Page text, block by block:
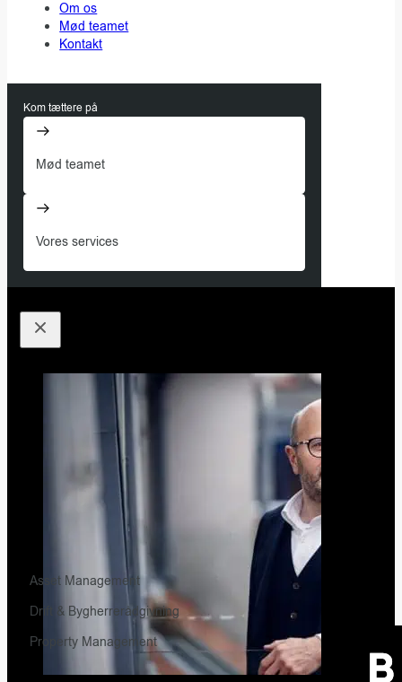
Om os
Mød teamet
Kontakt
Kom tættere på
Mød teamet
Vores services
Asset Management
Drift & Bygherrerådgivning
Property Management